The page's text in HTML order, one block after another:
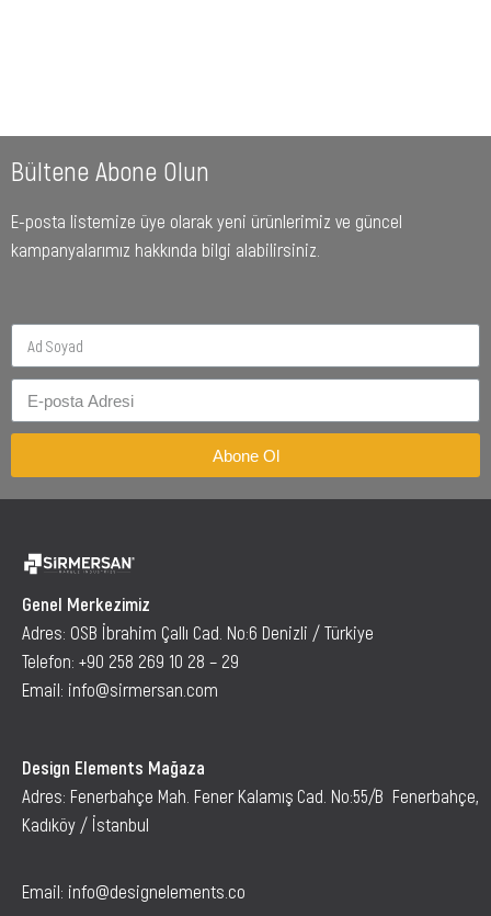
Bültene Abone Olun
E-posta listemize üye olarak yeni ürünlerimiz ve güncel
kampanyalarımız hakkında bilgi alabilirsiniz.
Abone Ol
Genel Merkezimiz
Adres: OSB İbrahim Çallı Cad. No:6 Denizli / Türkiye
Telefon: +90 258 269 10 28 – 29
Email: info@sirmersan.com
Design Elements Mağaza
Adres: Fenerbahçe Mah. Fener Kalamış Cad. No:55/B Fenerbahçe,
Kadıköy / İstanbul
Email: info@designelements.co